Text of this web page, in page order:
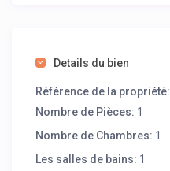
Details du bien
Référence de la propriété:
Nombre de Pièces: 1
Nombre de Chambres: 1
Les salles de bains: 1